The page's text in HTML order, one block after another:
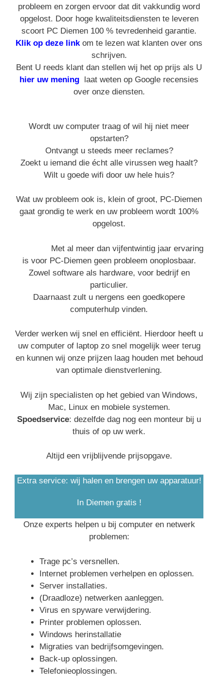
probleem en zorgen ervoor dat dit vakkundig word
opgelost. Door hoge kwaliteitsdiensten te leveren
scoort PC Diemen 100 % tevredenheid garantie.
Klik op deze linkom te lezen wat klanten over ons
schrijven.
Bent U reeds klant dan stellen wij het op prijs als U
hier uw mening
laat weten op Google recensies
over onze diensten.
Wordt uw computer traag of wil hij niet meer
opstarten?
Ontvangt u steeds meer reclames?
Zoekt u iemand die écht alle virussen weg haalt?
Wilt u goede wifi door uw hele huis?
Wat uw probleem ook is, klein of groot, PC-Diemen
gaat grondig te werk en uw probleem wordt 100%
opgelost.
Met al meer dan vijfentwintig jaar ervaring
is voor PC-Diemen geen probleem onoplosbaar.
Zowel software als hardware, voor bedrijf en
particulier.
Daarnaast zult u nergens een goedkopere
computerhulp vinden.
Verder werken wij snel en efficiënt. Hierdoor heeft u
uw computer of laptop zo snel mogelijk weer terug
en kunnen wij onze prijzen laag houden met behoud
van optimale dienstverlening.
Wij zijn specialisten op het gebied van Windows,
Mac, Linux en mobiele systemen.
Spoedservice: dezelfde dag nog een monteur bij u
thuis of op uw werk.
Altijd een vrijblijvende prijsopgave.
Extra service: wij halen en brengen uw apparatuur!
In Diemen gratis !
Onze experts helpen u bij computer en netwerk
problemen:
Trage pc’s versnellen.
Internet problemen verhelpen en oplossen.
Server installaties.
(Draadloze) netwerken aanleggen.
Virus en spyware verwijdering.
Printer problemen oplossen.
Windows herinstallatie
Migraties van bedrijfsomgevingen.
Back-up oplossingen.
Telefonieoplossingen.